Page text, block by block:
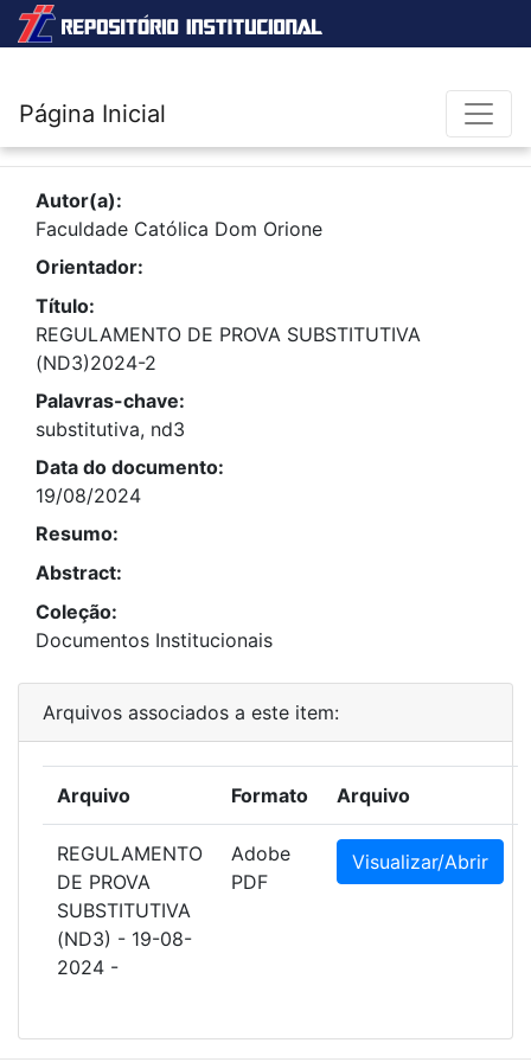
Página Inicial
Autor(a):
Faculdade Católica Dom Orione
Orientador:
Título:
REGULAMENTO DE PROVA SUBSTITUTIVA
(ND3)2024-2
Palavras-chave:
substitutiva, nd3
Data do documento:
19/08/2024
Resumo:
Abstract:
Coleção:
Documentos Institucionais
Arquivos associados a este item:
Arquivo Formato Arquivo
REGULAMENTO
DE PROVA
SUBSTITUTIVA
(ND3) - 19-08-
2024 -
Adobe
PDF
Visualizar/Abrir